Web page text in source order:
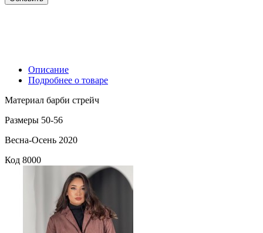
Описание
Подробнее о товаре
Материал барби стрейч
Размеры 50-56
Весна-Осень 2020
Код 8000